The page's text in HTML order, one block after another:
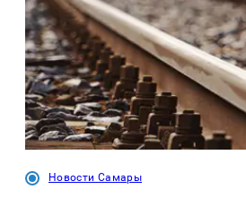
Новости Самары